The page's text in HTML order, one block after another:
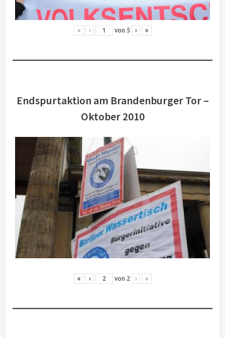
« ‹ von 5 › »
Endspurtaktion am Brandenburger Tor –
Oktober 2010
« ‹ von 2 › »